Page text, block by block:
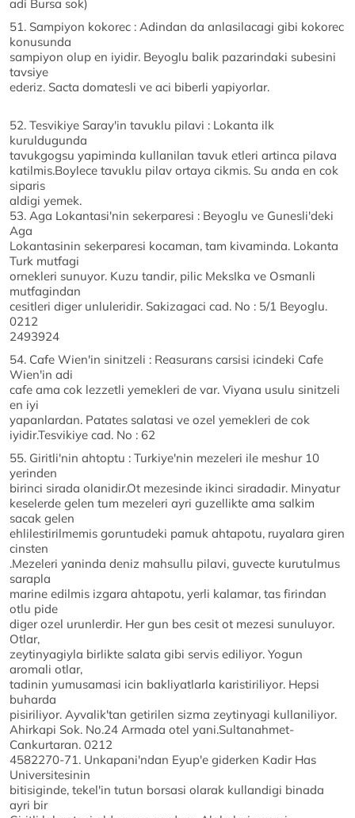
adi Bursa sok)
51. Sampiyon kokorec : Adindan da anlasilacagi gibi kokorec
konusunda
sampiyon olup en iyidir. Beyoglu balik pazarindaki subesini
tavsiye
ederiz. Sacta domatesli ve aci biberli yapiyorlar.
52. Tesvikiye Saray'in tavuklu pilavi : Lokanta ilk
kuruldugunda
tavukgogsu yapiminda kullanilan tavuk etleri artinca pilava
katilmis.Boylece tavuklu pilav ortaya cikmis. Su anda en cok
siparis
aldigi yemek.
53. Aga Lokantasi'nin sekerparesi : Beyoglu ve Gunesli'deki
Aga
Lokantasinin sekerparesi kocaman, tam kivaminda. Lokanta
Turk mutfagi
ornekleri sunuyor. Kuzu tandir, pilic MeksIka ve Osmanli
mutfagindan
cesitleri diger unluleridir. Sakizagaci cad. No : 5/1 Beyoglu.
0212
2493924
54. Cafe Wien'in sinitzeli : Reasurans carsisi icindeki Cafe
Wien'in adi
cafe ama cok lezzetli yemekleri de var. Viyana usulu sinitzeli
en iyi
yapanlardan. Patates salatasi ve ozel yemekleri de cok
iyidir.Tesvikiye cad. No : 62
55. Giritli'nin ahtoptu : Turkiye'nin mezeleri ile meshur 10
yerinden
birinci sirada olanidir.Ot mezesinde ikinci siradadir. Minyatur
keselerde gelen tum mezeleri ayri guzellikte ama salkim
sacak gelen
ehlilestirilmemis goruntudeki pamuk ahtapotu, ruyalara giren
cinsten
.Mezeleri yaninda deniz mahsullu pilavi, guvecte kurutulmus
sarapla
marine edilmis izgara ahtapotu, yerli kalamar, tas firindan
otlu pide
diger ozel urunlerdir. Her gun bes cesit ot mezesi sunuluyor.
Otlar,
zeytinyagiyla birlikte salata gibi servis ediliyor. Yogun
aromali otlar,
tadinin yumusamasi icin bakliyatlarla karistiriliyor. Hepsi
buharda
pisiriliyor. Ayvalik'tan getirilen sizma zeytinyagi kullaniliyor.
Ahirkapi Sok. No.24 Armada otel yani.Sultanahmet-
Cankurtaran. 0212
4582270-71. Unkapani'ndan Eyup'e giderken Kadir Has
Universitesinin
bitisiginde, tekel'in tutun borsasi olarak kullandigi binada
ayri bir